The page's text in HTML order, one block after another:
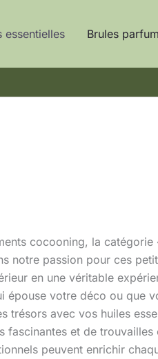
essentielles Brules
cocooning, la
notre passion pour ces
en une véritable
votre déco ou que
trésors avec vos huiles
fascinantes et de
peuvent enrichir